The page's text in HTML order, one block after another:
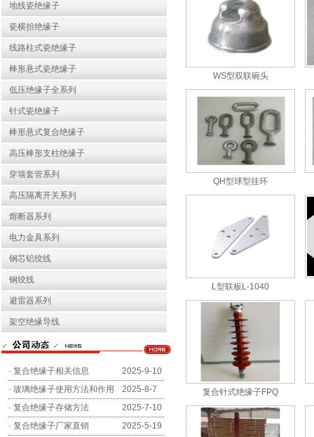
地线瓷绝缘子
瓷横担绝缘子
线路柱式瓷绝缘子
棒形悬式瓷绝缘子
低压绝缘子全系列
针式瓷绝缘子
棒形悬式复合绝缘子
高压棒形支柱绝缘子
穿墙套管系列
高压隔离开关系列
熔断器系列
电力金具系列
钢芯铝绞线
钢绞线
避雷器系列
架空绝缘导线
· 复合绝缘子相关信息
2025-9-10
· 玻璃绝缘子使用方法和作用
2025-8-7
· 复合绝缘子存储方法
2025-7-10
· 复合绝缘子厂家直销
2025-5-19
WS型双联碗头
QH型球型挂环
L型联板L-1040
复合针式绝缘子FPQ